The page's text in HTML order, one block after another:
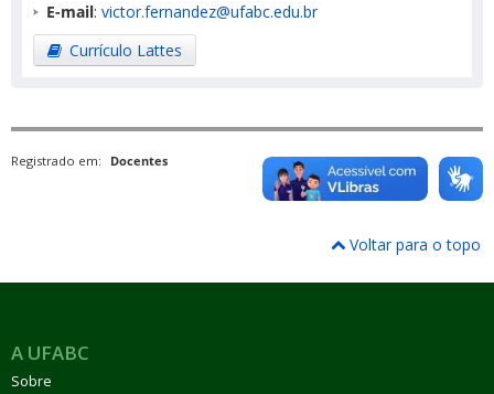
E-mail: victor.fernandez@ufabc.edu.br
Currículo Lattes
Registrado em: Docentes
Voltar para o topo
A UFABC
Sobre